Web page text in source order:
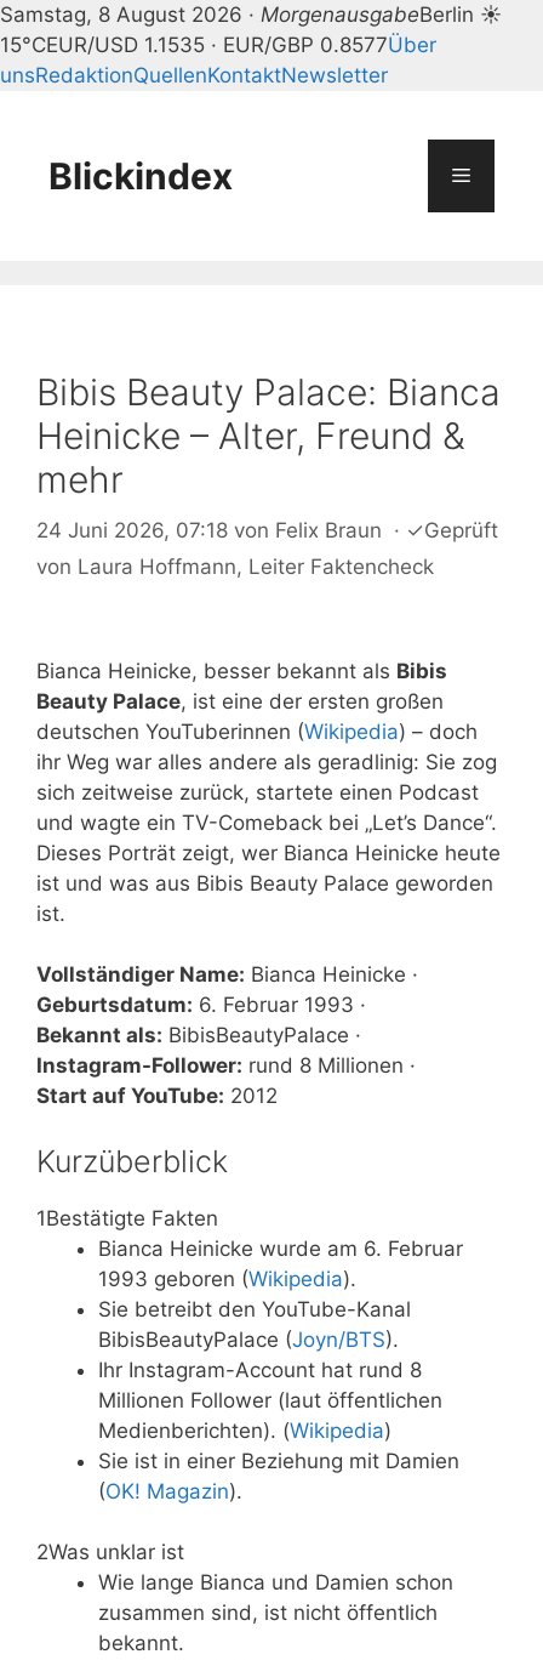
Samstag, 8 August 2026 · MorgenausgabeBerlin ☀
15°CEUR/USD 1.1535 · EUR/GBP 0.8577Über
unsRedaktionQuellenKontaktNewsletter
springenBlickindex Menü
Bibis Beauty Palace: Bianca
Heinicke – Alter, Freund &
mehr
24 Juni 2026, 07:18 von Felix Braun · ✓Geprüft
von Laura Hoffmann, Leiter Faktencheck
Bianca Heinicke, besser bekannt als Bibis
Beauty Palace, ist eine der ersten großen
deutschen YouTuberinnen (Wikipedia) – doch
ihr Weg war alles andere als geradlinig: Sie zog
sich zeitweise zurück, startete einen Podcast
und wagte ein TV-Comeback bei „Let’s Dance“.
Dieses Porträt zeigt, wer Bianca Heinicke heute
ist und was aus Bibis Beauty Palace geworden
ist.
Vollständiger Name: Bianca Heinicke ·
Geburtsdatum: 6. Februar 1993 ·
Bekannt als: BibisBeautyPalace ·
Instagram-Follower: rund 8 Millionen ·
Start auf YouTube: 2012
Kurzüberblick
1Bestätigte Fakten
Bianca Heinicke wurde am 6. Februar
1993 geboren (Wikipedia).
Sie betreibt den YouTube-Kanal
BibisBeautyPalace (Joyn/BTS).
Ihr Instagram-Account hat rund 8
Millionen Follower (laut öffentlichen
Medienberichten). (Wikipedia)
Sie ist in einer Beziehung mit Damien
(OK! Magazin).
2Was unklar ist
Wie lange Bianca und Damien schon
zusammen sind, ist nicht öffentlich
bekannt.